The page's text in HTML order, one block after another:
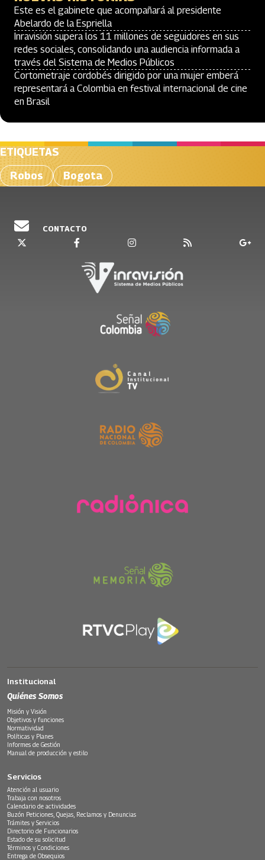
Este es el gabinete que acompañará al presidente
Abelardo de la Espriella
Inravisión supera los 11 millones de seguidores en sus
redes sociales, consolidando una audiencia informada a
través del Sistema de Medios Públicos
Cortometraje cordobés dirigido por una mujer emberá
representará a Colombia en festival internacional de cine
en Brasil
ETIQUETAS
Robos
Bogota
CONTACTO
Institucional
Quiénes Somos
Misión y Visión
Objetivos y funciones
Normatividad
Políticas y Planes
Informes de Gestión
Manual de producción y estilo
Servicios
Atención al usuario
Trabaja con nosotros
Calendario de actividades
Buzón Peticiones, Quejas, Reclamos y Denuncias
Trámites y Servicios
Directorio de Funcionarios
Estado de su solicitud
Términos y Condiciones
Entrega de Obsequios